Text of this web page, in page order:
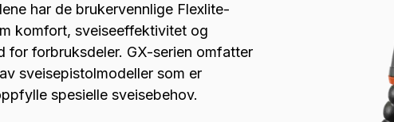
har de brukervennlige Flexlite-
komfort, sveiseeffektivitet og
for forbruksdeler. GX-serien omfatter
sveisepistolmodeller som er
spesielle sveisebehov.